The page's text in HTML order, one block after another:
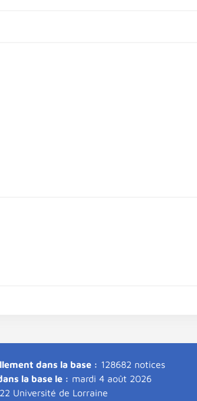
dans la base : 128682 notices
la base le : mardi 4 août 2026
Université de Lorraine